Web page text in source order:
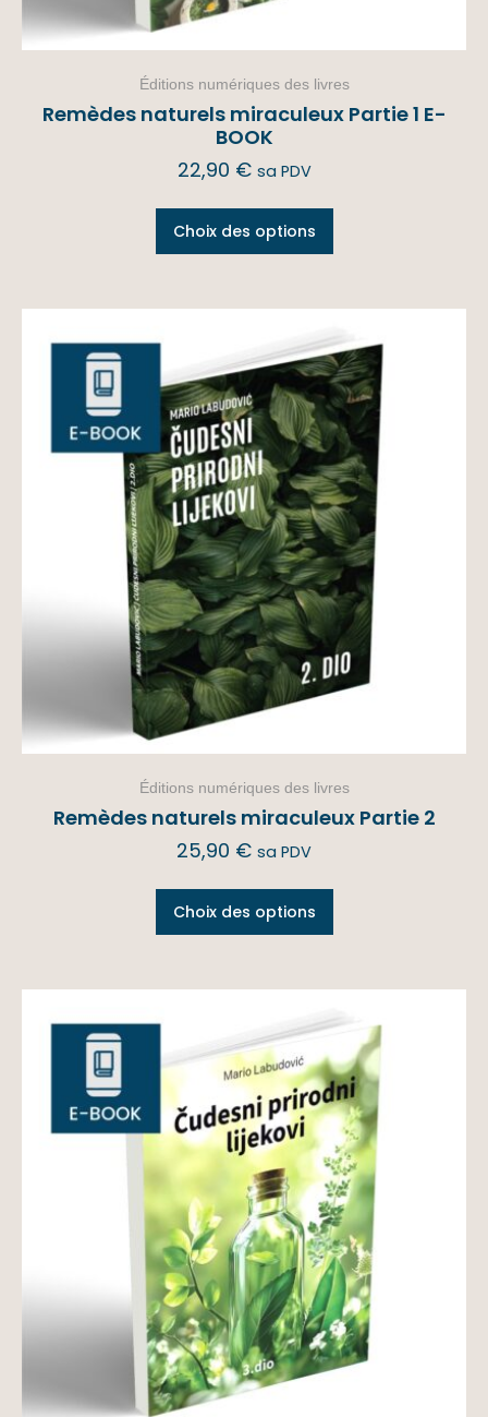
Éditions numériques des livres
Remèdes naturels miraculeux Partie 1 E-
BOOK
22,90 € sa PDV
Choix des options
Éditions numériques des livres
Remèdes naturels miraculeux Partie 2
25,90 € sa PDV
Choix des options